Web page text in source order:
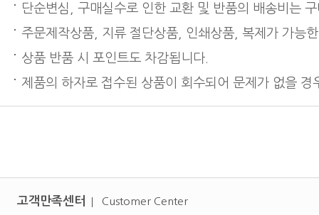
단순변심, 구매실수로 인한 교환 및 반품의 배송비는
주문제작상품, 지류 절단상품, 인쇄상품, 복제가 가능
상품 반품 시 포인트도 차감됩니다.
제품의 하자로 접수된 상품이 회수되어 문제가 없을
고객만족센터 Customer Center